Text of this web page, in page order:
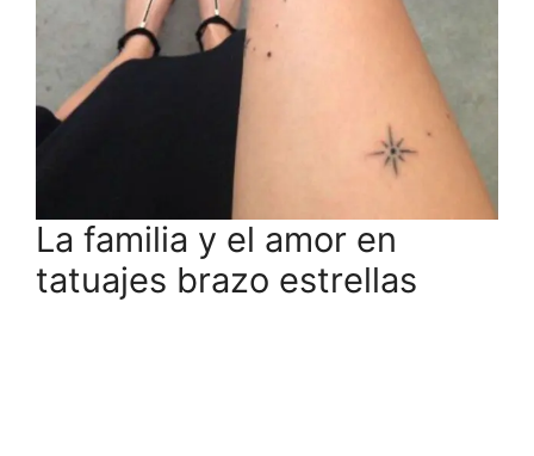
La familia y el amor en
tatuajes brazo estrellas